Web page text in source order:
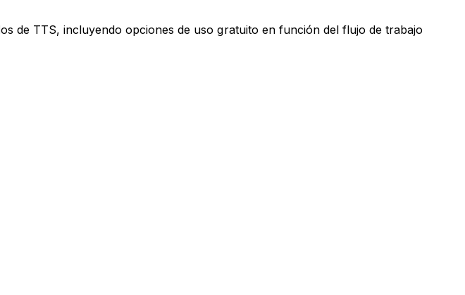
de TTS, incluyendo opciones de uso gratuito en función del flujo de trabajo